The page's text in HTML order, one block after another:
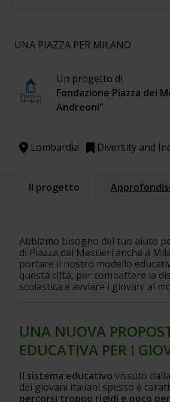
UNA PIAZZA PER MILANO
Un progetto di
Fondazione Piazza dei
Andreoni"
Lombardia Diversity and
Il progetto
Abbiamo bisogno del tuo aiuto
di Piazza dei Mestieri anche a
portare il nostro modello
questa città, per combattere la
scolastica e avviare i giovani al
UNA NUOVA
EDUCATIVA PER I
Il sistema educativo vissuto